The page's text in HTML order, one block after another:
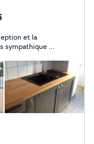
,le dépannage
et la
Il est de
Merci Jean